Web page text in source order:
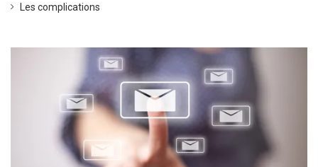
Les complications